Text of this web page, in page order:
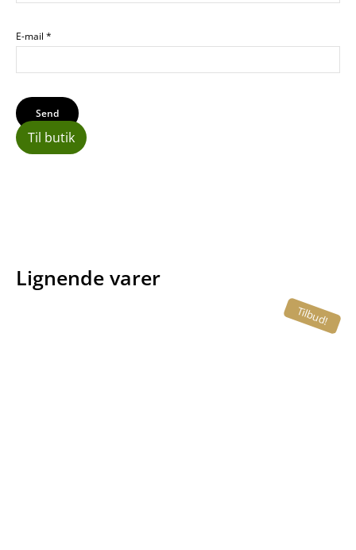
E-mail *
Til butik
Lignende varer
Tilbud!